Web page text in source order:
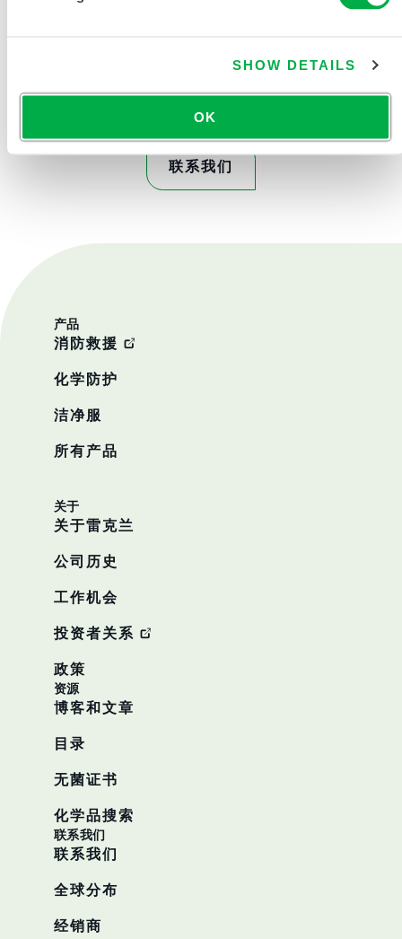
SHOW DETAILS
OK
联系我们
产品
消防救援
化学防护
洁净服
所有产品
关于
关于雷克兰
公司历史
工作机会
投资者关系
政策
资源
博客和文章
目录
无菌证书
化学品搜索
联系我们
联系我们
全球分布
经销商